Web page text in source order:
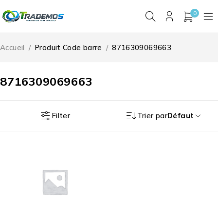
0
8716309069663
Accueil / Produit Code barre / 8716309069663
Filter Trier parDéfaut